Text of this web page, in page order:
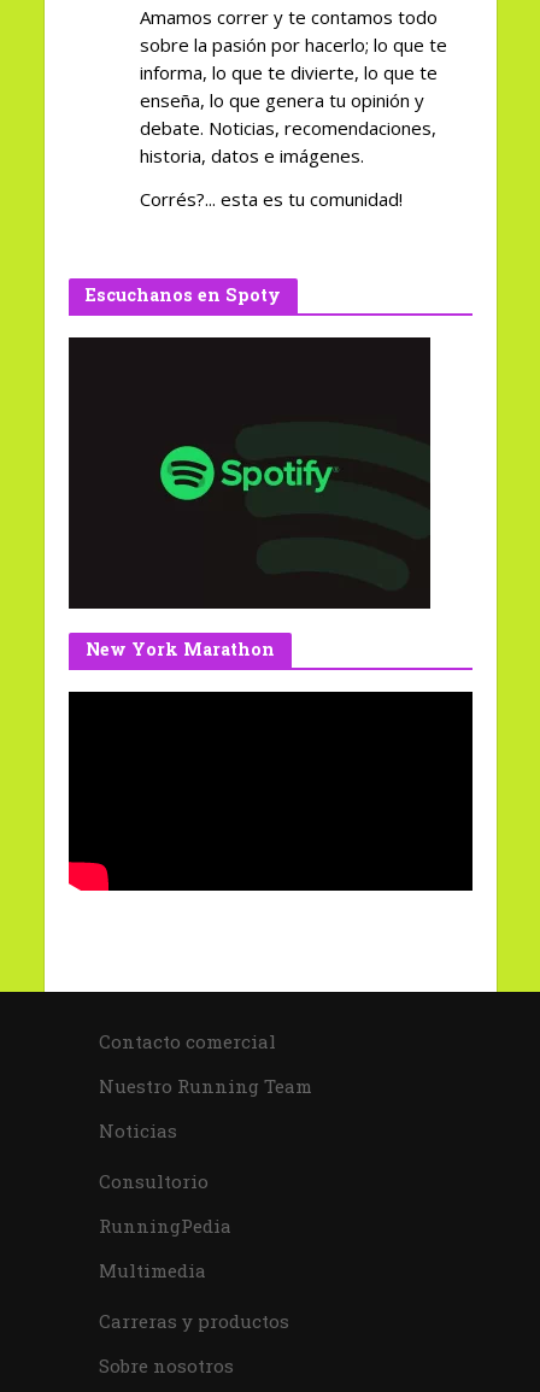
Amamos correr y te contamos todo
sobre la pasión por hacerlo; lo que te
informa, lo que te divierte, lo que te
enseña, lo que genera tu opinión y
debate. Noticias, recomendaciones,
historia, datos e imágenes.
Corrés?... esta es tu comunidad!
Escuchanos en Spoty
New York Marathon
Contacto comercial
Nuestro Running Team
Noticias
Consultorio
RunningPedia
Multimedia
Carreras y productos
Sobre nosotros